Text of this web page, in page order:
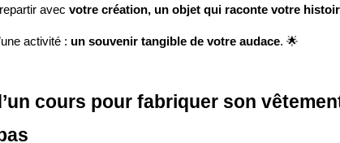
avec votre création, un objet qui raconte votre
activité : un souvenir tangible de votre audace. 🌟
cours pour fabriquer son